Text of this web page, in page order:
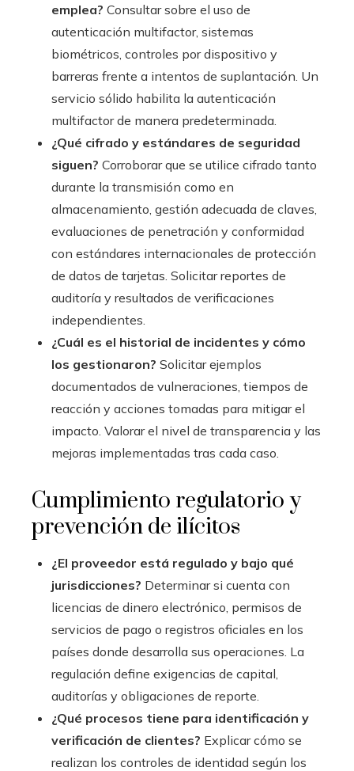
emplea? Consultar sobre el uso de
autenticación multifactor, sistemas
biométricos, controles por dispositivo y
barreras frente a intentos de suplantación. Un
servicio sólido habilita la autenticación
multifactor de manera predeterminada.
¿Qué cifrado y estándares de seguridad
siguen? Corroborar que se utilice cifrado tanto
durante la transmisión como en
almacenamiento, gestión adecuada de claves,
evaluaciones de penetración y conformidad
con estándares internacionales de protección
de datos de tarjetas. Solicitar reportes de
auditoría y resultados de verificaciones
independientes.
¿Cuál es el historial de incidentes y cómo
los gestionaron? Solicitar ejemplos
documentados de vulneraciones, tiempos de
reacción y acciones tomadas para mitigar el
impacto. Valorar el nivel de transparencia y las
mejoras implementadas tras cada caso.
Cumplimiento regulatorio y
prevención de ilícitos
¿El proveedor está regulado y bajo qué
jurisdicciones? Determinar si cuenta con
licencias de dinero electrónico, permisos de
servicios de pago o registros oficiales en los
países donde desarrolla sus operaciones. La
regulación define exigencias de capital,
auditorías y obligaciones de reporte.
¿Qué procesos tiene para identificación y
verificación de clientes? Explicar cómo se
realizan los controles de identidad según los